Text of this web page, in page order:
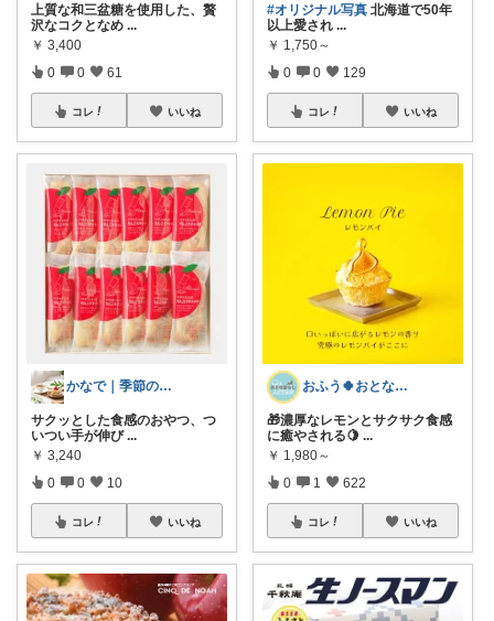
上質な和三盆糖を使用した、贅
沢なコクとなめ ...
￥ 3,400
0 0 61
コレ いいね
かなで｜季節のスイーツとお得な手帖🌿
サクッとした食感のおやつ、つ
いつい手が伸び ...
￥ 3,240
0 0 10
コレ いいね
#オリジナル写真 北海道で50年
以上愛され ...
￥ 1,750～
0 0 129
コレ いいね
おふう🍀おとな暮らしの“楽”食住🐾
🎁濃厚なレモンとサクサク食感
に癒やされる🍋 ...
￥ 1,980～
0 1 622
コレ いいね